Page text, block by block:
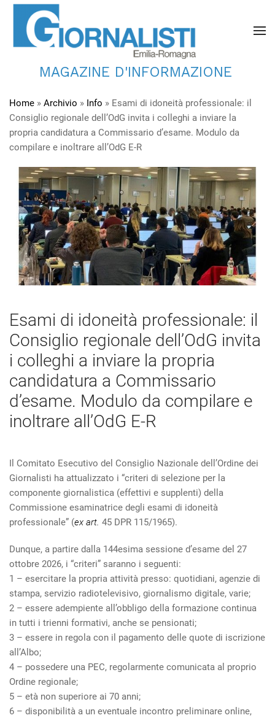
MAGAZINE D'INFORMAZIONE
Home » Archivio » Info » Esami di idoneità professionale: il
Consiglio regionale dell’OdG invita i colleghi a inviare la
propria candidatura a Commissario d’esame. Modulo da
compilare e inoltrare all’OdG E-R
Esami di idoneità professionale: il
Consiglio regionale dell’OdG invita
i colleghi a inviare la propria
candidatura a Commissario
d’esame. Modulo da compilare e
inoltrare all’OdG E-R
Il Comitato Esecutivo del Consiglio Nazionale dell’Ordine dei
Giornalisti ha attualizzato i “criteri di selezione per la
componente giornalistica (effettivi e supplenti) della
Commissione esaminatrice degli esami di idoneità
professionale” (ex art. 45 DPR 115/1965).
Dunque, a partire dalla 144esima sessione d’esame del 27
ottobre 2026, i “criteri” saranno i seguenti:
1 – esercitare la propria attività presso: quotidiani, agenzie di
stampa, servizio radiotelevisivo, giornalismo digitale, varie;
2 – essere adempiente all’obbligo della formazione continua
in tutti i trienni formativi, anche se pensionati;
3 – essere in regola con il pagamento delle quote di iscrizione
all’Albo;
4 – possedere una PEC, regolarmente comunicata al proprio
Ordine regionale;
5 – età non superiore ai 70 anni;
6 – disponibilità a un eventuale incontro preliminare online,